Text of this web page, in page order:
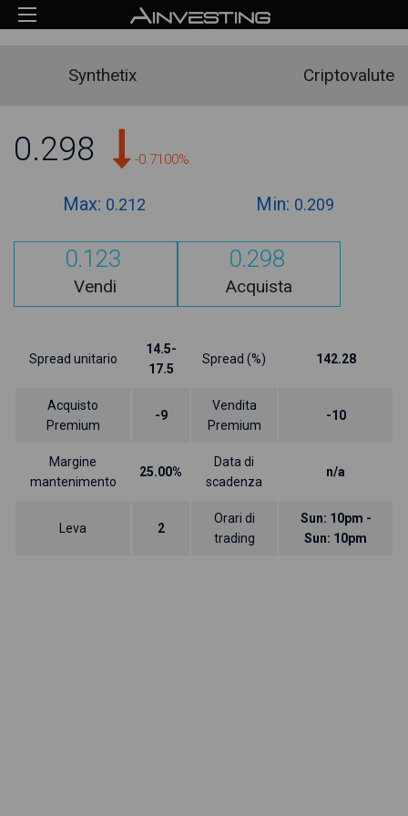
Synthetix Criptovalute
0.298 -0.7100%
Max: 0.212 Min: 0.209
0.123
Vendi
0.298
Acquista
Spread unitario
14.5-
17.5
Spread (%) 142.28
Acquisto
Premium
-9
Vendita
Premium
-10
Margine
mantenimento
25.00%
Data di
scadenza
n/a
Leva 2
Orari di
trading
Sun: 10pm -
Sun: 10pm